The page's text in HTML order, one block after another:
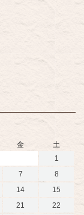
金
土
1
7
8
14
15
21
22